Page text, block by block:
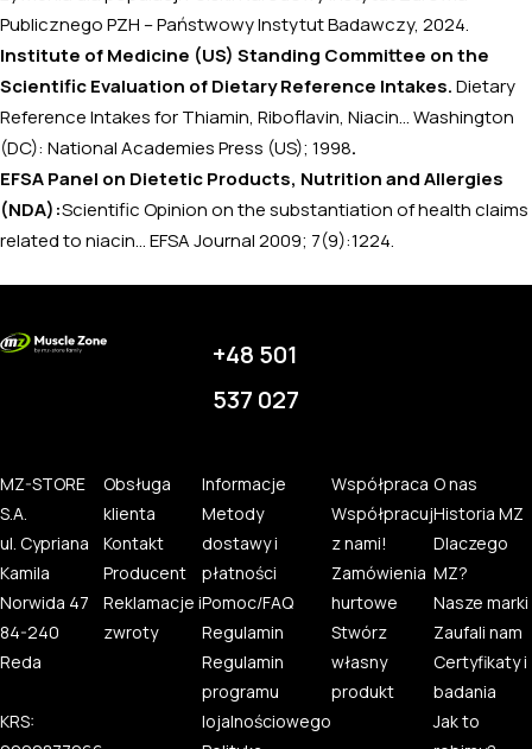
Publicznego PZH – Państwowy Instytut Badawczy, 2024.
Institute of Medicine (US) Standing Committee on the
Scientific Evaluation of Dietary Reference Intakes. Dietary
Reference Intakes for Thiamin, Riboflavin, Niacin...
Washington
(DC): National Academies Press (US); 1998.
EFSA Panel on Dietetic Products, Nutrition and Allergies
(NDA):Scientific Opinion on the substantiation of health claims
related to niacin...
EFSA Journal 2009; 7(9):1224.
+48 501
537 027
MZ-STORE
S.A.
ul. Cypriana
Kamila
Norwida 47
84-240
Reda
KRS:
Obsługa
klienta
Kontakt
Producent
Reklamacje i
zwroty
Informacje
Metody
dostawy i
płatności
Pomoc/FAQ
Regulamin
Regulamin
programu
lojalnościowego
Współpraca
Współpracuj
z nami!
Zamówienia
hurtowe
Stwórz
własny
produkt
O nas
Historia MZ
Dlaczego
MZ?
Nasze marki
Zaufali nam
Certyfikaty i
badania
Jak to